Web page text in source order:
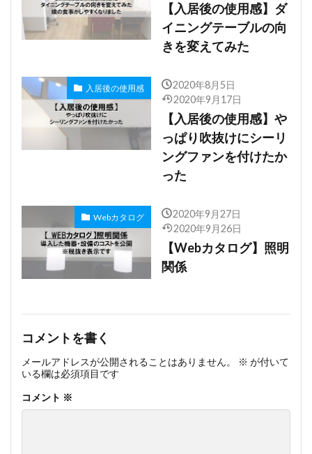
【入居後の使用感】ダ
イニングテーブルの向
きを変えてみた
入居後の使用感
2020年8月5日
2020年9月17日
【入居後の使用感】や
っぱり吹抜けにシーリ
ングファンを付けたか
った
Webカタログ
2020年9月27日
2020年9月26日
【Webカタログ】照明
関係
コメントを書く
メールアドレスが公開されることはありません。 ※ が付いて
いる欄は必須項目です
コメント ※